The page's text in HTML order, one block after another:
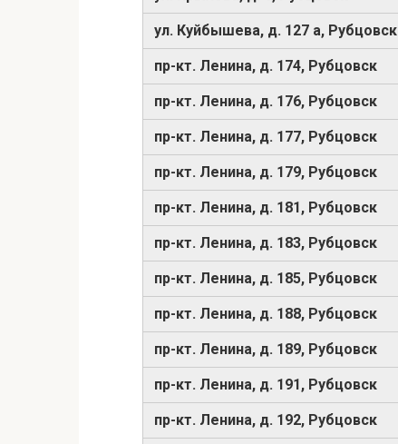
ул. Куйбышева, д. 127 а, Рубцовск
пр-кт. Ленина, д. 174, Рубцовск
пр-кт. Ленина, д. 176, Рубцовск
пр-кт. Ленина, д. 177, Рубцовск
пр-кт. Ленина, д. 179, Рубцовск
пр-кт. Ленина, д. 181, Рубцовск
пр-кт. Ленина, д. 183, Рубцовск
пр-кт. Ленина, д. 185, Рубцовск
пр-кт. Ленина, д. 188, Рубцовск
пр-кт. Ленина, д. 189, Рубцовск
пр-кт. Ленина, д. 191, Рубцовск
пр-кт. Ленина, д. 192, Рубцовск